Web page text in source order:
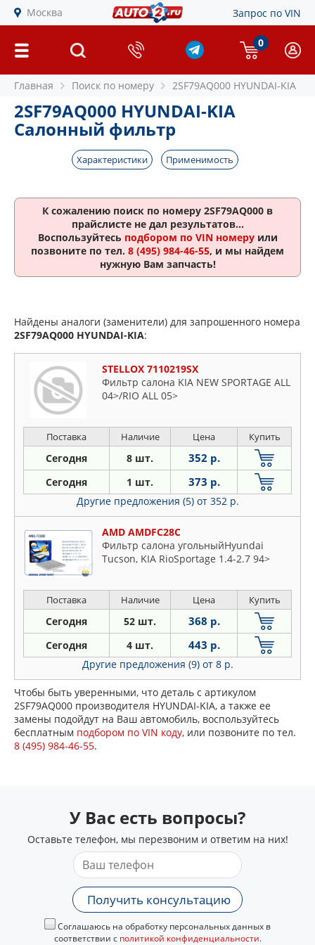
Москва Запрос по VIN
0
Главная Поиск по номеру 2SF79AQ000 HYUNDAI-KIA
2SF79AQ000 HYUNDAI-KIA
Салонный фильтр
Характеристики Применимость
К сожалению поиск по номеру 2SF79AQ000 в
прайслисте не дал результатов...
Воспользуйтесь подбором по VIN номеруили
позвоните по тел. 8 (495) 984-46-55, и мы найдем
нужную Вам запчасть!
Найдены аналоги (заменители) для запрошенного номера
2SF79AQ000 HYUNDAI-KIA:
STELLOX 7110219SX
Фильтр салона KIA NEW SPORTAGE ALL
04>/RIO ALL 05>
Поставка Наличие Цена Купить
Сегодня 8 шт. 352 р.
Сегодня 1 шт. 373 р.
Другие предложения (5) от 352 р.
AMD AMDFC28C
Фильтр салона угольныйHyundai
Tucson, KIA RioSportage 1.4-2.7 94>
Поставка Наличие Цена Купить
Сегодня 52 шт. 368 р.
Сегодня 4 шт. 443 р.
Другие предложения (9) от 8 р.
Чтобы быть уверенными, что деталь с артикулом
2SF79AQ000 производителя HYUNDAI-KIA, а также ее
замены подойдут на Ваш автомобиль, воспользуйтесь
бесплатным подбором по VIN коду, или позвоните по тел.
8 (495) 984-46-55.
У Вас есть вопросы?
Оставьте телефон, мы перезвоним и ответим на них!
Получить консультацию
Соглашаюсь на обработку персональных данных в
соответствии с политикой конфиденциальности.